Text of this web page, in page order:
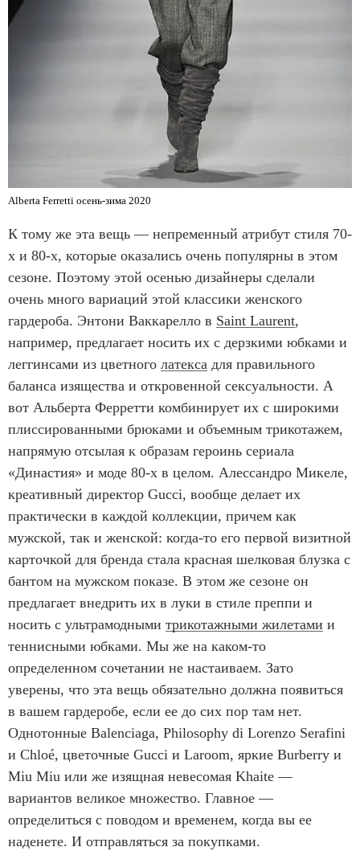
Alberta Ferretti осень-зима 2020
К тому же эта вещь — непременный атрибут стиля 70-
х и 80-х, которые оказались очень популярны в этом
сезоне. Поэтому этой осенью дизайнеры сделали
очень много вариаций этой классики женского
гардероба. Энтони Ваккарелло в Saint Laurent,
например, предлагает носить их с дерзкими юбками и
леггинсами из цветного латекса для правильного
баланса изящества и откровенной сексуальности. А
вот Альберта Ферретти комбинирует их с широкими
плиссированными брюками и объемным трикотажем,
напрямую отсылая к образам героинь сериала
«Династия» и моде 80-х в целом. Алессандро Микеле,
креативный директор Gucci, вообще делает их
практически в каждой коллекции, причем как
мужской, так и женской: когда-то его первой визитной
карточкой для бренда стала красная шелковая блузка с
бантом на мужском показе. В этом же сезоне он
предлагает внедрить их в луки в стиле преппи и
носить с ультрамодными трикотажными жилетами и
теннисными юбками. Мы же на каком-то
определенном сочетании не настаиваем. Зато
уверены, что эта вещь обязательно должна появиться
в вашем гардеробе, если ее до сих пор там нет.
Однотонные Balenciaga, Philosophy di Lorenzo Serafini
и Chloé, цветочные Gucci и Laroom, яркие Burberry и
Miu Miu или же изящная невесомая Khaite —
вариантов великое множество. Главное —
определиться с поводом и временем, когда вы ее
наденете. И отправляться за покупками.